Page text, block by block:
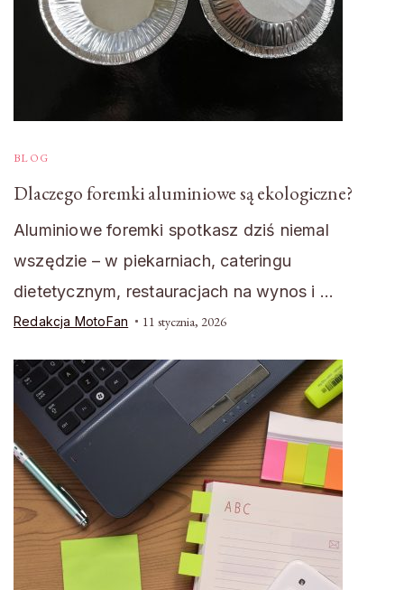
BLOG
Dlaczego foremki aluminiowe są ekologiczne?
Aluminiowe foremki spotkasz dziś niemal
wszędzie – w piekarniach, cateringu
dietetycznym, restauracjach na wynos i …
Redakcja MotoFan 11 stycznia, 2026